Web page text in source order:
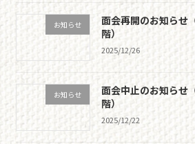
お知らせ
面会再開のお知らせ
階）
2025/12/26
お知らせ
面会中止のお知らせ
階）
2025/12/22